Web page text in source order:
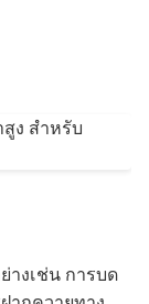
างเช่น การบด